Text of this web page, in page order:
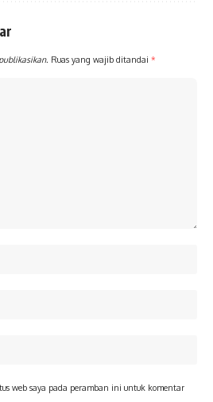
Ruas yang wajib ditandai *
web saya pada peramban ini untuk komentar